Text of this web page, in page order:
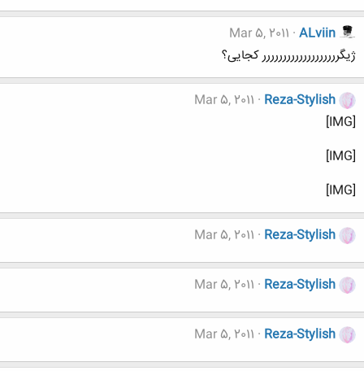
ALviin
Mar 5, 2011
ژیگررررررررررررررررررر کجایی؟
Reza-Stylish
Mar 5, 2011
[IMG]
[IMG]
[IMG]
Reza-Stylish
Mar 5, 2011
Reza-Stylish
Mar 5, 2011
Reza-Stylish
Mar 5, 2011